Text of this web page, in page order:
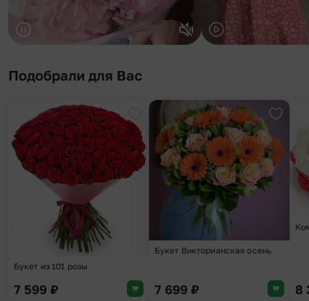
Подобрали для Вас
Добавить в избранное
Букет из 101 розы
7 599 ₽
Букет Викторианская осень
7 699 ₽ 8